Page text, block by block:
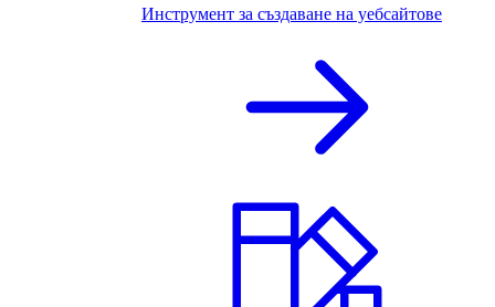
Инструмент за създаване на уебсайтове